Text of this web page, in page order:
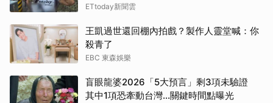
ETtoday新聞雲
王凱過世還回棚內拍戲？製作人靈堂喊：你
殺青了
EBC 東森娛樂
盲眼龍婆2026「5大預言」剩3項未驗證
其中1項恐牽動台灣...關鍵時間點曝光